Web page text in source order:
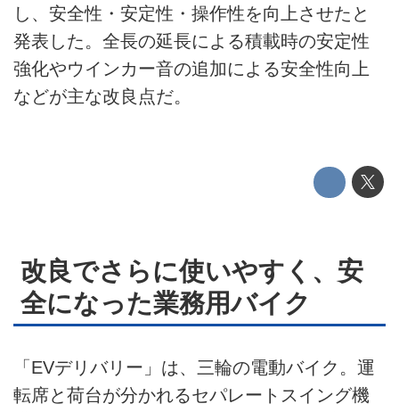
テクノロジー
このメディアについて
運営会社
お問い合せ
広告掲載について
し、安全性・安定性・操作性を向上させたと
発表した。全長の延長による積載時の安定性
強化やウインカー音の追加による安全性向上
などが主な改良点だ。
改良でさらに使いやすく、安
全になった業務用バイク
「EVデリバリー」は、三輪の電動バイク。運
転席と荷台が分かれるセパレートスイング機